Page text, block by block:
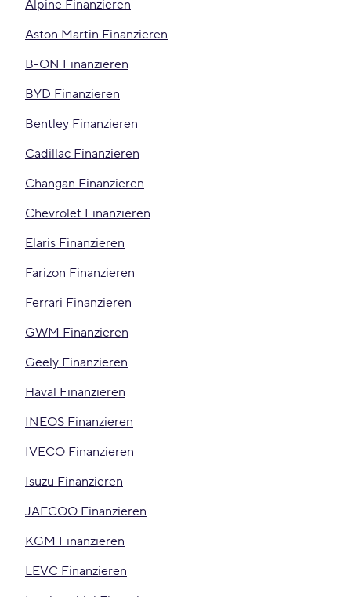
Alpine Finanzieren
Aston Martin Finanzieren
B-ON Finanzieren
BYD Finanzieren
Bentley Finanzieren
Cadillac Finanzieren
Changan Finanzieren
Chevrolet Finanzieren
Elaris Finanzieren
Farizon Finanzieren
Ferrari Finanzieren
GWM Finanzieren
Geely Finanzieren
Haval Finanzieren
INEOS Finanzieren
IVECO Finanzieren
Isuzu Finanzieren
JAECOO Finanzieren
KGM Finanzieren
LEVC Finanzieren